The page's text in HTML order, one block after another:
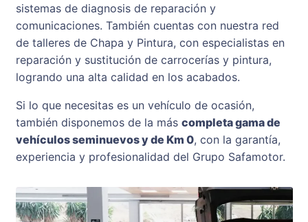
sistemas de diagnosis de reparación y
comunicaciones. También cuentas con nuestra red
de talleres de Chapa y Pintura, con especialistas en
reparación y sustitución de carrocerías y pintura,
logrando una alta calidad en los acabados.
Si lo que necesitas es un vehículo de ocasión,
también disponemos de la más completa gama de
vehículos seminuevos y de Km 0, con la garantía,
experiencia y profesionalidad del Grupo Safamotor.